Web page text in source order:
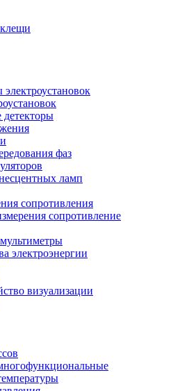
детекторы
фаз
ламп
сопротивления
сопротивление
электроэнергии
визуализации